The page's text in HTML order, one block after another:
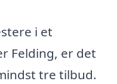
i et
Felding, er det
tre tilbud.